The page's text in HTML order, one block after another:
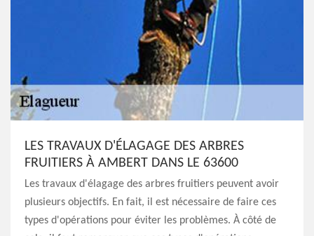
LES TRAVAUX D'ÉLAGAGE DES ARBRES
FRUITIERS À AMBERT DANS LE 63600
Les travaux d'élagage des arbres fruitiers peuvent avoir
plusieurs objectifs. En fait, il est nécessaire de faire ces
types d'opérations pour éviter les problèmes. À côté de